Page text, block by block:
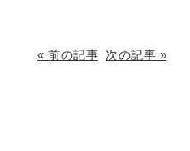
« 前の記事 次の記事 »